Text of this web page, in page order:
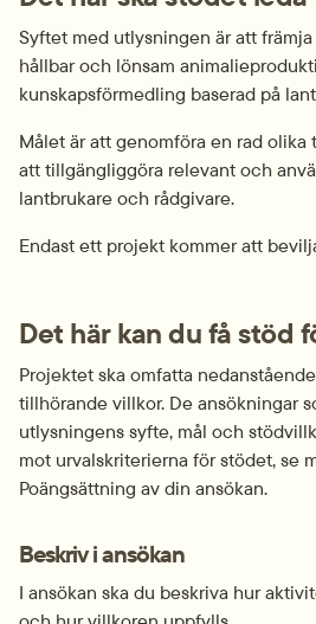
Syftet med utlysningen är att
hållbar och lönsam
kunskapsförmedling baserad på
Målet är att genomföra en rad
att tillgängliggöra relevant och
lantbrukare och rådgivare.
Endast ett projekt kommer att
Det här kan du få stöd
Projektet ska omfatta
tillhörande villkor. De ansökningar
utlysningens syfte, mål och
mot urvalskriterierna för stödet, se
Poängsättning av din ansökan.
Beskriv i ansökan
I ansökan ska du beskriva hur